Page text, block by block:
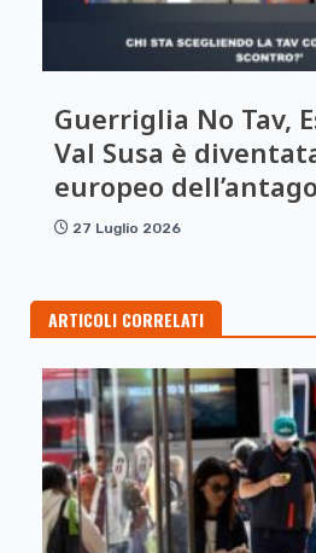
Guerriglia No Tav,
Val Susa è
europeo
27 Luglio 2026
ARTICOLI CORRELATI